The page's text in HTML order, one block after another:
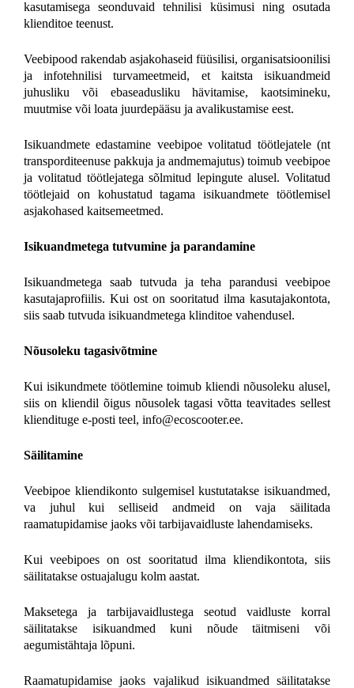
kasutamisega seonduvaid tehnilisi küsimusi ning osutada
klienditoe teenust.
Veebipood rakendab asjakohaseid füüsilisi, organisatsioonilisi
ja infotehnilisi turvameetmeid, et kaitsta isikuandmeid
juhusliku või ebaseadusliku hävitamise, kaotsimineku,
muutmise või loata juurdepääsu ja avalikustamise eest.
Isikuandmete edastamine veebipoe volitatud töötlejatele (nt
transporditeenuse pakkuja ja andmemajutus) toimub veebipoe
ja volitatud töötlejatega sõlmitud lepingute alusel. Volitatud
töötlejaid on kohustatud tagama isikuandmete töötlemisel
asjakohased kaitsemeetmed.
Isikuandmetega tutvumine ja parandamine
Isikuandmetega saab tutvuda ja teha parandusi veebipoe
kasutajaprofiilis. Kui ost on sooritatud ilma kasutajakontota,
siis saab tutvuda isikuandmetega klinditoe vahendusel.
Nõusoleku tagasivõtmine
Kui isikundmete töötlemine toimub kliendi nõusoleku alusel,
siis on kliendil õigus nõusolek tagasi võtta teavitades sellest
kliendituge e-posti teel, info@ecoscooter.ee.
Säilitamine
Veebipoe kliendikonto sulgemisel kustutatakse isikuandmed,
va juhul kui selliseid andmeid on vaja säilitada
raamatupidamise jaoks või tarbijavaidluste lahendamiseks.
Kui veebipoes on ost sooritatud ilma kliendikontota, siis
säilitatakse ostuajalugu kolm aastat.
Maksetega ja tarbijavaidlustega seotud vaidluste korral
säilitatakse isikuandmed kuni nõude täitmiseni või
aegumistähtaja lõpuni.
Raamatupidamise jaoks vajalikud isikuandmed säilitatakse